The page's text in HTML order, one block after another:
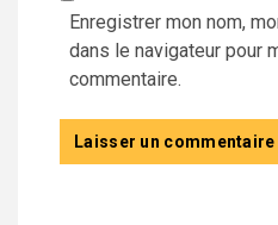
Enregistrer mon nom,
dans le navigateur pour
commentaire.